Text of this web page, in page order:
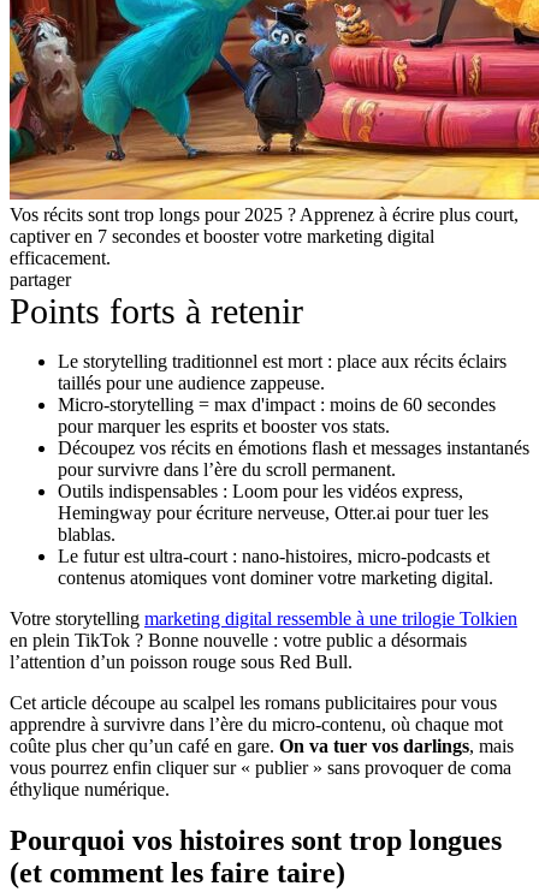
Vos récits sont trop longs pour 2025 ? Apprenez à écrire plus court,
captiver en 7 secondes et booster votre marketing digital
efficacement.
partager
Points forts à retenir
Le storytelling traditionnel est mort : place aux récits éclairs
taillés pour une audience zappeuse.
Micro-storytelling = max d'impact : moins de 60 secondes
pour marquer les esprits et booster vos stats.
Découpez vos récits en émotions flash et messages instantanés
pour survivre dans l’ère du scroll permanent.
Outils indispensables : Loom pour les vidéos express,
Hemingway pour écriture nerveuse, Otter.ai pour tuer les
blablas.
Le futur est ultra-court : nano-histoires, micro-podcasts et
contenus atomiques vont dominer votre marketing digital.
Votre storytelling marketing digital ressemble à une trilogie Tolkien
en plein TikTok ? Bonne nouvelle : votre public a désormais
l’attention d’un poisson rouge sous Red Bull.
Cet article découpe au scalpel les romans publicitaires pour vous
apprendre à survivre dans l’ère du micro-contenu, où chaque mot
coûte plus cher qu’un café en gare. On va tuer vos darlings, mais
vous pourrez enfin cliquer sur « publier » sans provoquer de coma
éthylique numérique.
Pourquoi vos histoires sont trop longues
(et comment les faire taire)